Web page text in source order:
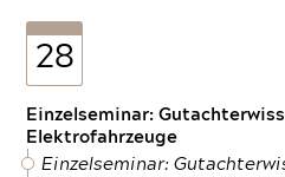
28
Einzelseminar:
Elektrofahrzeuge
Einzelseminar: